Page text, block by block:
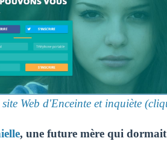
Web d'Enceinte et inquiète
, une future mère qui